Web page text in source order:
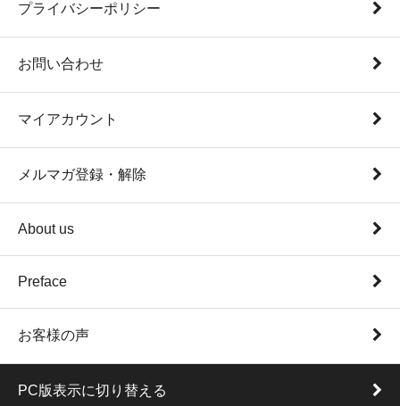
プライバシーポリシー
お問い合わせ
マイアカウント
メルマガ登録・解除
About us
Preface
お客様の声
PC版表示に切り替える